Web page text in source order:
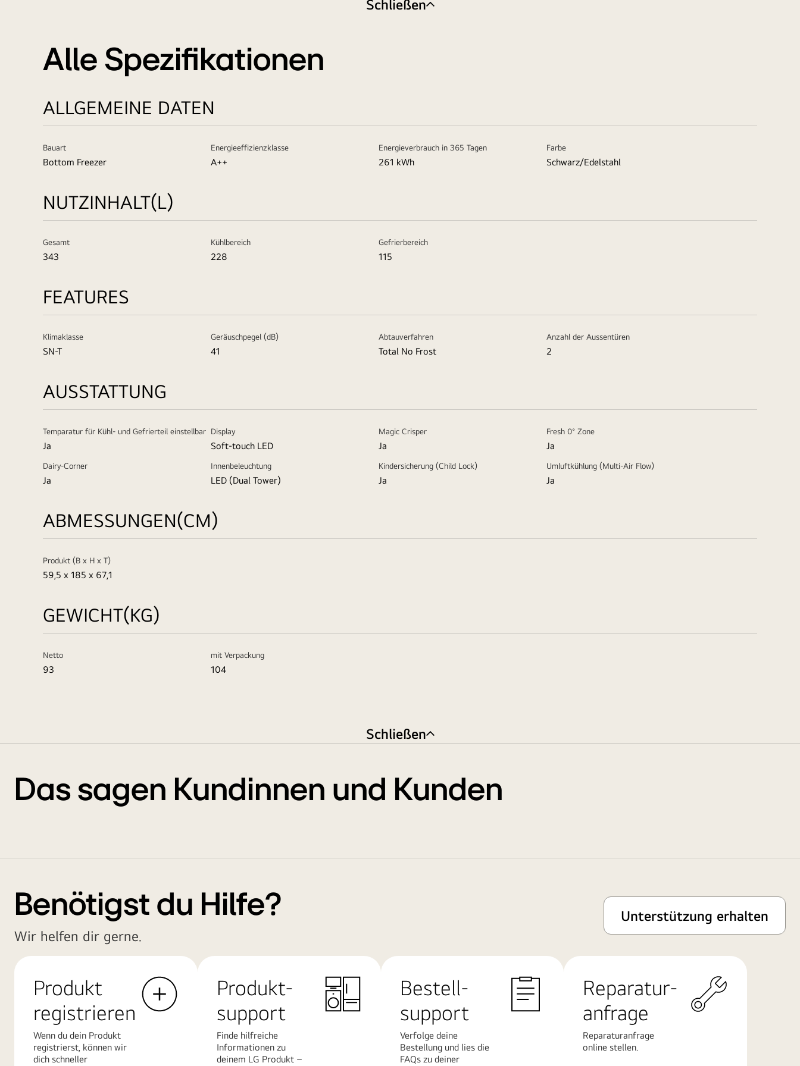
Schließen
Alle Spezifikationen
ALLGEMEINE DATEN
Bauart
Bottom Freezer
Energieeffizienzklasse
A++
Energieverbrauch in 365 Tagen
261 kWh
Farbe
Schwarz/Edelstahl
NUTZINHALT(L)
Gesamt
343
Kühlbereich
228
Gefrierbereich
115
FEATURES
Klimaklasse
SN-T
Geräuschpegel (dB)
41
Abtauverfahren
Total No Frost
Anzahl der Aussentüren
2
AUSSTATTUNG
Temparatur für Kühl- und Gefrierteil einstellbar
Ja
Display
Soft-touch LED
Magic Crisper
Ja
Fresh 0° Zone
Ja
Dairy-Corner
Ja
Innenbeleuchtung
LED (Dual Tower)
Kindersicherung (Child Lock)
Ja
Umluftkühlung (Multi-Air Flow)
Ja
ABMESSUNGEN(CM)
Produkt (B x H x T)
59,5 x 185 x 67,1
GEWICHT(KG)
Netto
93
mit Verpackung
104
Schließen
Das sagen Kundinnen und Kunden
Benötigst du Hilfe?
Wir helfen dir gerne.
Unterstützung erhalten
Produkt
registrieren
Wenn du dein Produkt
registrierst, können wir
dich schneller
Produkt-
support
Finde hilfreiche
Informationen zu
deinem LG Produkt –
Bestell-
support
Verfolge deine
Bestellung und lies die
FAQs zu deiner
Reparatur-
anfrage
Reparaturanfrage
online stellen.